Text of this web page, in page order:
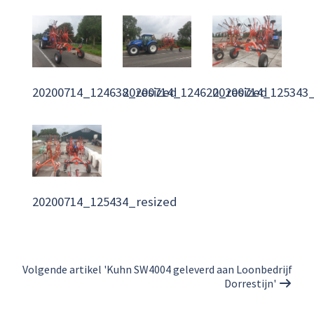
20200714_124638_resized20200714_124620_resized
20200714_125434_resized
Volgende artikel 'Kuhn SW4004 geleverd aan Loonbedrijf
Dorrestijn'